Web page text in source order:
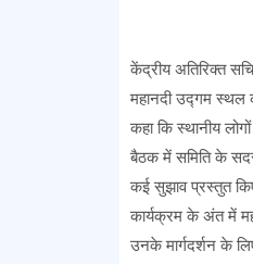
केंद्रीय अतिरिक्त
महानदी उद्गम स्थल
कहा कि स्थानीय
बैठक में समिति के
कई सुझाव प्रस्तुत
कार्यक्रम के अंत में
उनके मार्गदर्शन के